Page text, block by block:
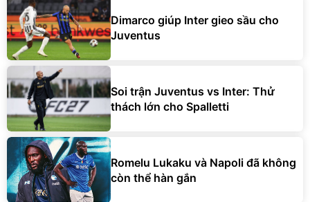
Dimarco giúp Inter gieo sầu cho
Juventus
Soi trận Juventus vs Inter: Thử
thách lớn cho Spalletti
Romelu Lukaku và Napoli đã không
còn thể hàn gắn